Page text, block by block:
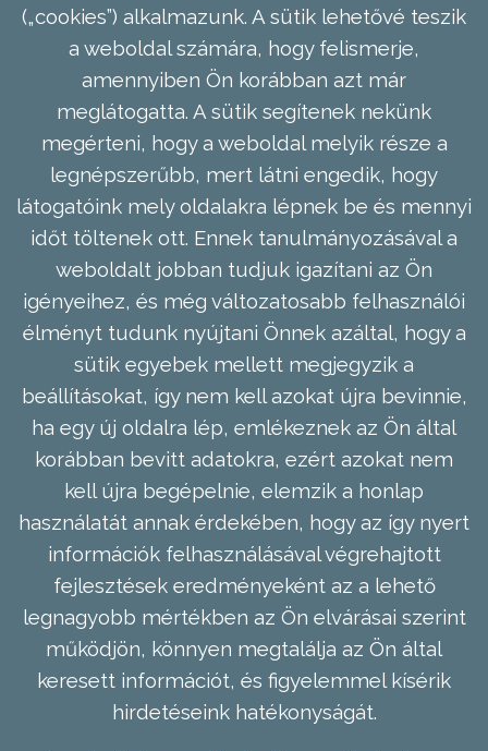
(„cookies”) alkalmazunk. A sütik lehetővé teszik
a weboldal számára, hogy felismerje,
amennyiben Ön korábban azt már
meglátogatta. A sütik segítenek nekünk
megérteni, hogy a weboldal melyik része a
legnépszerűbb, mert látni engedik, hogy
látogatóink mely oldalakra lépnek be és mennyi
időt töltenek ott. Ennek tanulmányozásával a
weboldalt jobban tudjuk igazítani az Ön
igényeihez, és még változatosabb felhasználói
élményt tudunk nyújtani Önnek azáltal, hogy a
sütik egyebek mellett megjegyzik a
beállításokat, így nem kell azokat újra bevinnie,
ha egy új oldalra lép, emlékeznek az Ön által
korábban bevitt adatokra, ezért azokat nem
kell újra begépelnie, elemzik a honlap
használatát annak érdekében, hogy az így nyert
információk felhasználásával végrehajtott
fejlesztések eredményeként az a lehető
legnagyobb mértékben az Ön elvárásai szerint
működjön, könnyen megtalálja az Ön által
keresett információt, és figyelemmel kísérik
hirdetéseink hatékonyságát.